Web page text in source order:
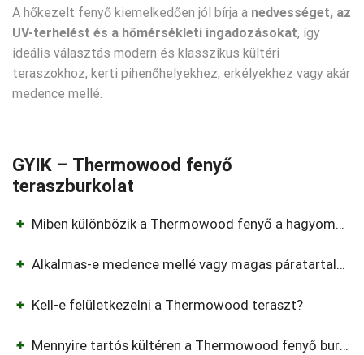
A hőkezelt fenyő kiemelkedően jól bírja a nedvességet, az
UV-terhelést és a hőmérsékleti ingadozásokat, így
ideális választás modern és klasszikus kültéri
teraszokhoz, kerti pihenőhelyekhez, erkélyekhez vagy akár
medence mellé.
GYIK – Thermowood fenyő
teraszburkolat
Miben különbözik a Thermowood fenyő a hagyományos fenyőtől?
Alkalmas-e medence mellé vagy magas páratartalmú területre?
Kell-e felületkezelni a Thermowood teraszt?
Mennyire tartós kültéren a Thermowood fenyő burkolat?